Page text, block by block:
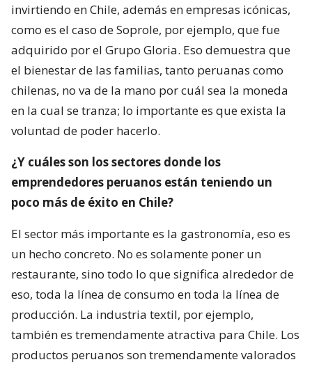
invirtiendo en Chile, además en empresas icónicas,
como es el caso de Soprole, por ejemplo, que fue
adquirido por el Grupo Gloria. Eso demuestra que
el bienestar de las familias, tanto peruanas como
chilenas, no va de la mano por cuál sea la moneda
en la cual se tranza; lo importante es que exista la
voluntad de poder hacerlo.
¿Y cuáles son los sectores donde los
emprendedores peruanos están teniendo un
poco más de éxito en Chile?
El sector más importante es la gastronomía, eso es
un hecho concreto. No es solamente poner un
restaurante, sino todo lo que significa alrededor de
eso, toda la línea de consumo en toda la línea de
producción. La industria textil, por ejemplo,
también es tremendamente atractiva para Chile. Los
productos peruanos son tremendamente valorados